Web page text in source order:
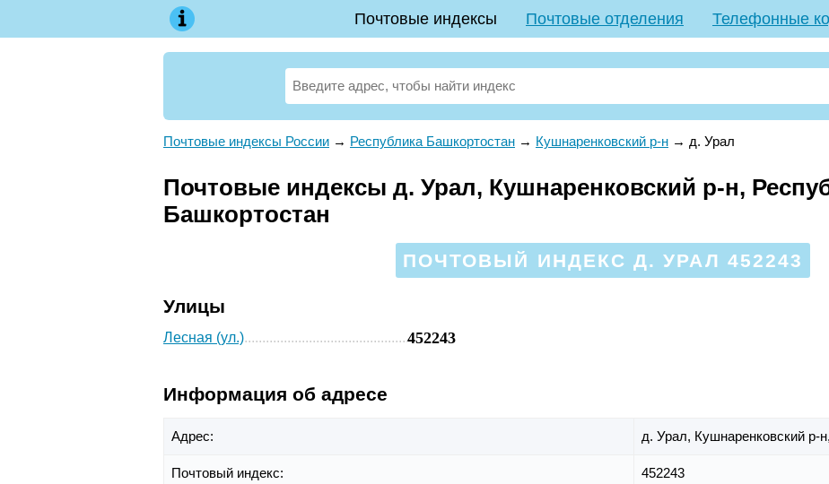
Почтовые индексы Почтовые отделения Телефонные
Почтовые индексы России → Республика Башкортостан → Кушнаренковский р-н → д. Урал
Почтовые индексы д. Урал, Кушнаренковский р-н,
Башкортостан
ПОЧТОВЫЙ ИНДЕКС Д. УРАЛ 452243
Улицы
Лесная (ул.) 452243
Информация об адресе
Адрес: д. Урал, Кушнаренковский р-н,
Почтовый индекс: 452243